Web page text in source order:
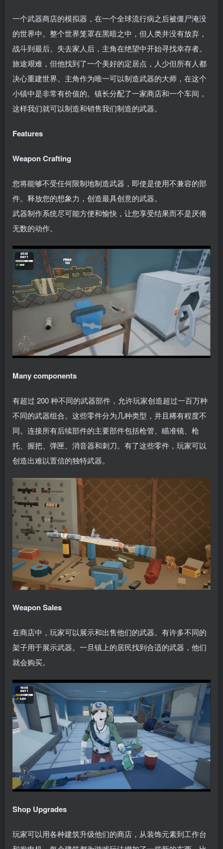
一个武器商店的模拟器，在一个全球流行病之后被僵尸淹没
的世界中。整个世界笼罩在黑暗之中，但人类并没有放弃，
战斗到最后。失去家人后，主角在绝望中开始寻找幸存者。
旅途艰难，但他找到了一个美好的定居点，人少但所有人都
决心重建世界。主角作为唯一可以制造武器的大师，在这个
小镇中是非常有价值的。镇长分配了一家商店和一个车间，
这样我们就可以制造和销售我们制造的武器。
Features
Weapon Crafting
您将能够不受任何限制地制造武器，即使是使用不兼容的部
件。释放您的想象力，创造最具创意的武器。
武器制作系统尽可能方便和愉快，让您享受结果而不是厌倦
无数的动作。
Many components
有超过 200 种不同的武器部件，允许玩家创造超过一百万种
不同的武器组合。这些零件分为几种类型，并且稀有程度不
同。连接所有后续部件的主要部件包括枪管、瞄准镜、枪
托、握把、弹匣、消音器和刺刀。有了这些零件，玩家可以
创造出难以置信的独特武器。
Weapon Sales
在商店中，玩家可以展示和出售他们的武器。有许多不同的
架子用于展示武器。一旦镇上的居民找到合适的武器，他们
就会购买。
Shop Upgrades
玩家可以用各种建筑升级他们的商店，从装饰元素到工作台